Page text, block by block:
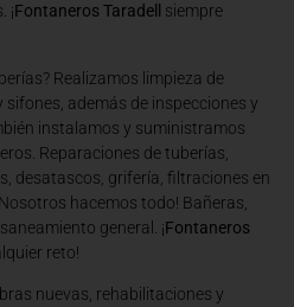
¡Fontaneros Taradell
siempre
Realizamos limpieza de
además de inspecciones y
instalamos y suministramos
Reparaciones de tuberías,
desatascos, grifería, filtraciones en
hacemos todo! Bañeras,
general. ¡Fontaneros
reto!
nuevas, rehabilitaciones y